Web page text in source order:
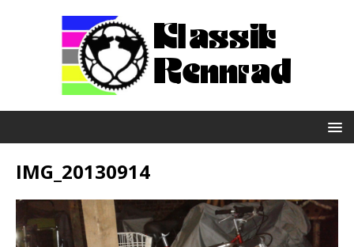
IMG_20130914